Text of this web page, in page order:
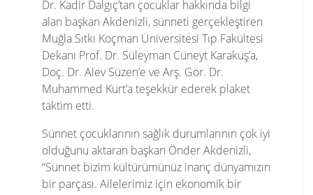
Dr. Kadir Dalgıç’tan çocuklar hakkında bilgi
alan başkan Akdenizli, sünneti gerçekleştiren
Muğla Sıtkı Koçman Üniversitesi Tıp Fakültesi
Dekanı Prof. Dr. Süleyman Cüneyt Karakuş’a,
Doç. Dr. Alev Süzen’e ve Arş. Gör. Dr.
Muhammed Kurt’a teşekkür ederek plaket
taktim etti.
Sünnet çocuklarının sağlık durumlarının çok iyi
olduğunu aktaran başkan Önder Akdenizli,
“Sünnet bizim kültürümünüz inanç dünyamızın
bir parçası. Ailelerimiz için ekonomik bir